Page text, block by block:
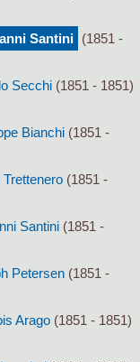
Santini (1851 -
Secchi (1851 - 1851)
Bianchi (1851 -
Trettenero (1851 -
Santini (1851 -
Petersen (1851 -
Arago (1851 - 1851)